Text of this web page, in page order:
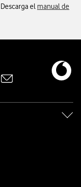
el manual de